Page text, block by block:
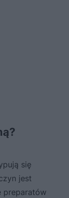
się
jest
preparatów